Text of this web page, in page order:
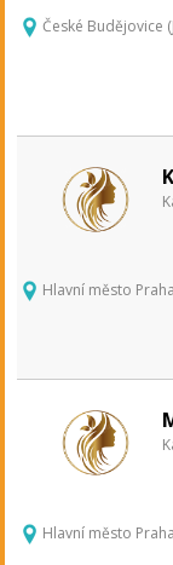
České Budějovice
Hlavní město Praha
Hlavní město Praha